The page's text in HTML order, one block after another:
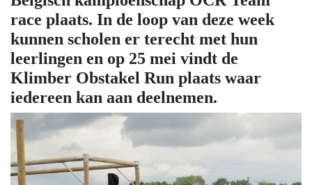
race plaats. In de loop van deze week
kunnen scholen er terecht met hun
leerlingen en op 25 mei vindt de
Klimber Obstakel Run plaats waar
iedereen kan aan deelnemen.